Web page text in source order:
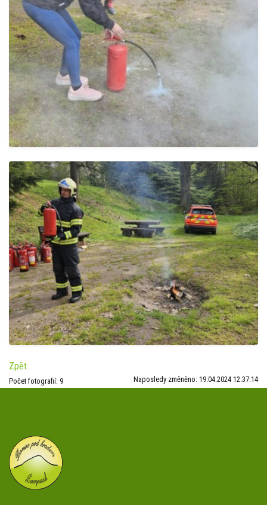
Zpět
Počet fotografií: 9 Naposledy změněno: 19.04.2024 12:37:14